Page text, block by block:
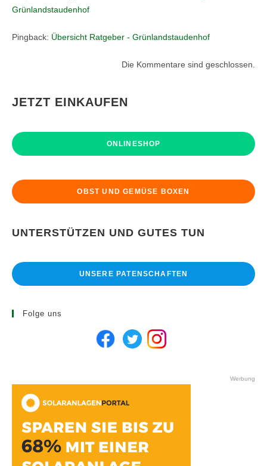
Grünlandstaudenhof
Pingback: Übersicht Ratgeber - Grünlandstaudenhof
Die Kommentare sind geschlossen.
JETZT EINKAUFEN
ONLINESHOP
OBST UND GEMÜSE BOXEN
UNTERSTÜTZEN UND GUTES TUN
UNSERE PATENSCHAFTEN
Folge uns
Werbung